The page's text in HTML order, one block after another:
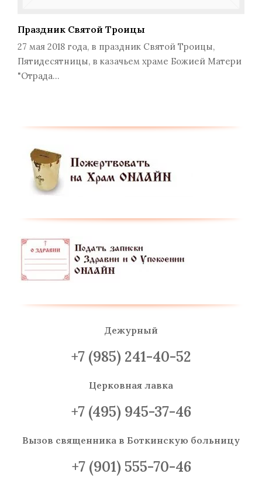
Праздник Святой Троицы
27 мая 2018 года, в праздник Святой Троицы,
Пятидесятницы, в казачьем храме Божией Матери
"Отрада…
Дежурный
+7 (985) 241-40-52
Церковная лавка
+7 (495) 945-37-46
Вызов священника в Боткинскую больницу
+7 (901) 555-70-46